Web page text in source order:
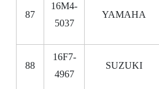
87
16M4-
5037
YAMAHA
88
16F7-
4967
SUZUKI